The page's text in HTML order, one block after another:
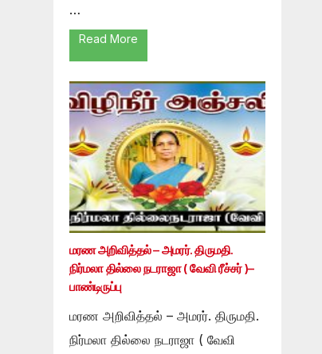
…
Read More
மரண அறிவித்தல் – அமரர். திருமதி.
நிர்மலா தில்லை நடராஜா ( வேவி ரீச்சர் )–
பாண்டிருப்பு
மரண அறிவித்தல் – அமரர். திருமதி.
நிர்மலா தில்லை நடராஜா ( வேவி